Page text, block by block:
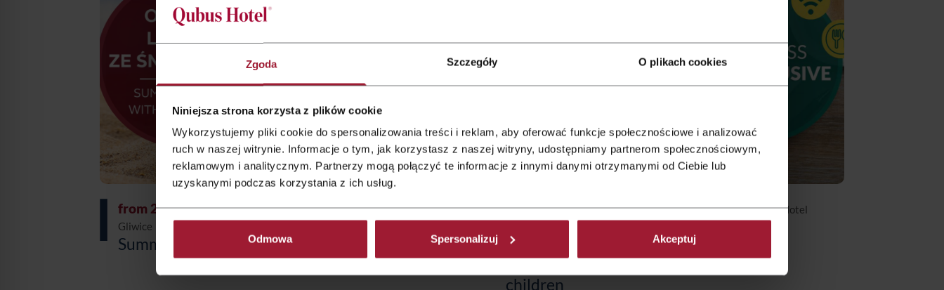
Zgoda Szczegóły O plikach cookies
Niniejsza strona korzysta z plików cookie
Wykorzystujemy pliki cookie do spersonalizowania treści i reklam, aby oferować funkcje społecznościowe i analizować
ruch w naszej witrynie. Informacje o tym, jak korzystasz z naszej witryny, udostępniamy partnerom społecznościowym,
reklamowym i analitycznym. Partnerzy mogą połączyć te informacje z innymi danymi otrzymanymi od Ciebie lub
uzyskanymi podczas korzystania z ich usług.
Odmowa Spersonalizuj Akceptuj
Wrocław
Zielona Góra
Hotel Gorzów Wielkopolski
Hotel Głogów
Hotel Gdańsk
from 271 zł | Hotel
Gliwice
Summer Offer
from 600 zł | Hotel
Inclusive
from 449 zł | Hotel
Family Offer -
only for stays with
children
from 442 zł | Hotel
Inclusive